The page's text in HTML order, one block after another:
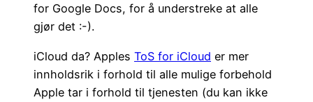
for Google Docs, for å understreke at alle
gjør det :-).
iCloud da? Apples ToS for iCloud er mer
innholdsrik i forhold til alle mulige forbehold
Apple tar i forhold til tjenesten (du kan ikke